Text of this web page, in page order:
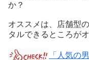
か？
オススメは、店舗型
タルできるところが
「人気の